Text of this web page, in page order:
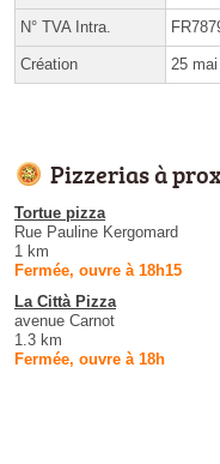
N° TVA Intra.
Création 25
Pizzerias à
Tortue pizza
Rue Pauline Kergomard
1 km
Fermée, ouvre à 18h15
La Città Pizza
avenue Carnot
1.3 km
Fermée, ouvre à 18h